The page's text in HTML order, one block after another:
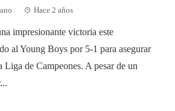
Hace 2 años
impresionante victoria este
al Young Boys por 5-1 para asegurar
Liga de Campeones. A pesar de un